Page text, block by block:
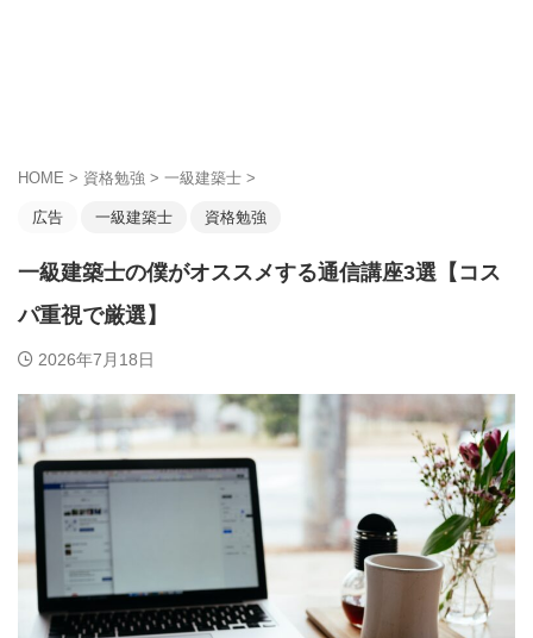
HOME > 資格勉強 > 一級建築士 >
広告 一級建築士 資格勉強
一級建築士の僕がオススメする通信講座3選【コス
パ重視で厳選】
2026年7月18日